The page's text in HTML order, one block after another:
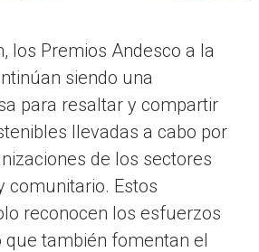
los Premios Andesco a la
siendo una
para resaltar y compartir
llevadas a cabo por
de los sectores
comunitario. Estos
reconocen los esfuerzos
que también fomentan el